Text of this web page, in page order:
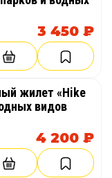
3 450 ₽
жилет «Hike
видов
4 200 ₽